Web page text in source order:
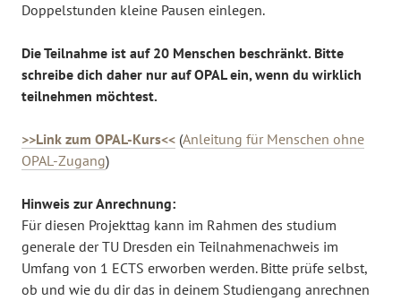
Doppelstunden kleine Pausen einlegen.
Die Teilnahme ist auf 20 Menschen beschränkt. Bitte
schreibe dich daher nur auf OPAL ein, wenn du wirklich
teilnehmen möchtest.
>>Link zum OPAL-Kurs<< (Anleitung für Menschen ohne
OPAL-Zugang)
Hinweis zur Anrechnung:
Für diesen Projekttag kann im Rahmen des studium
generale der TU Dresden ein Teilnahmenachweis im
Umfang von 1 ECTS erworben werden. Bitte prüfe selbst,
ob und wie du dir das in deinem Studiengang anrechnen